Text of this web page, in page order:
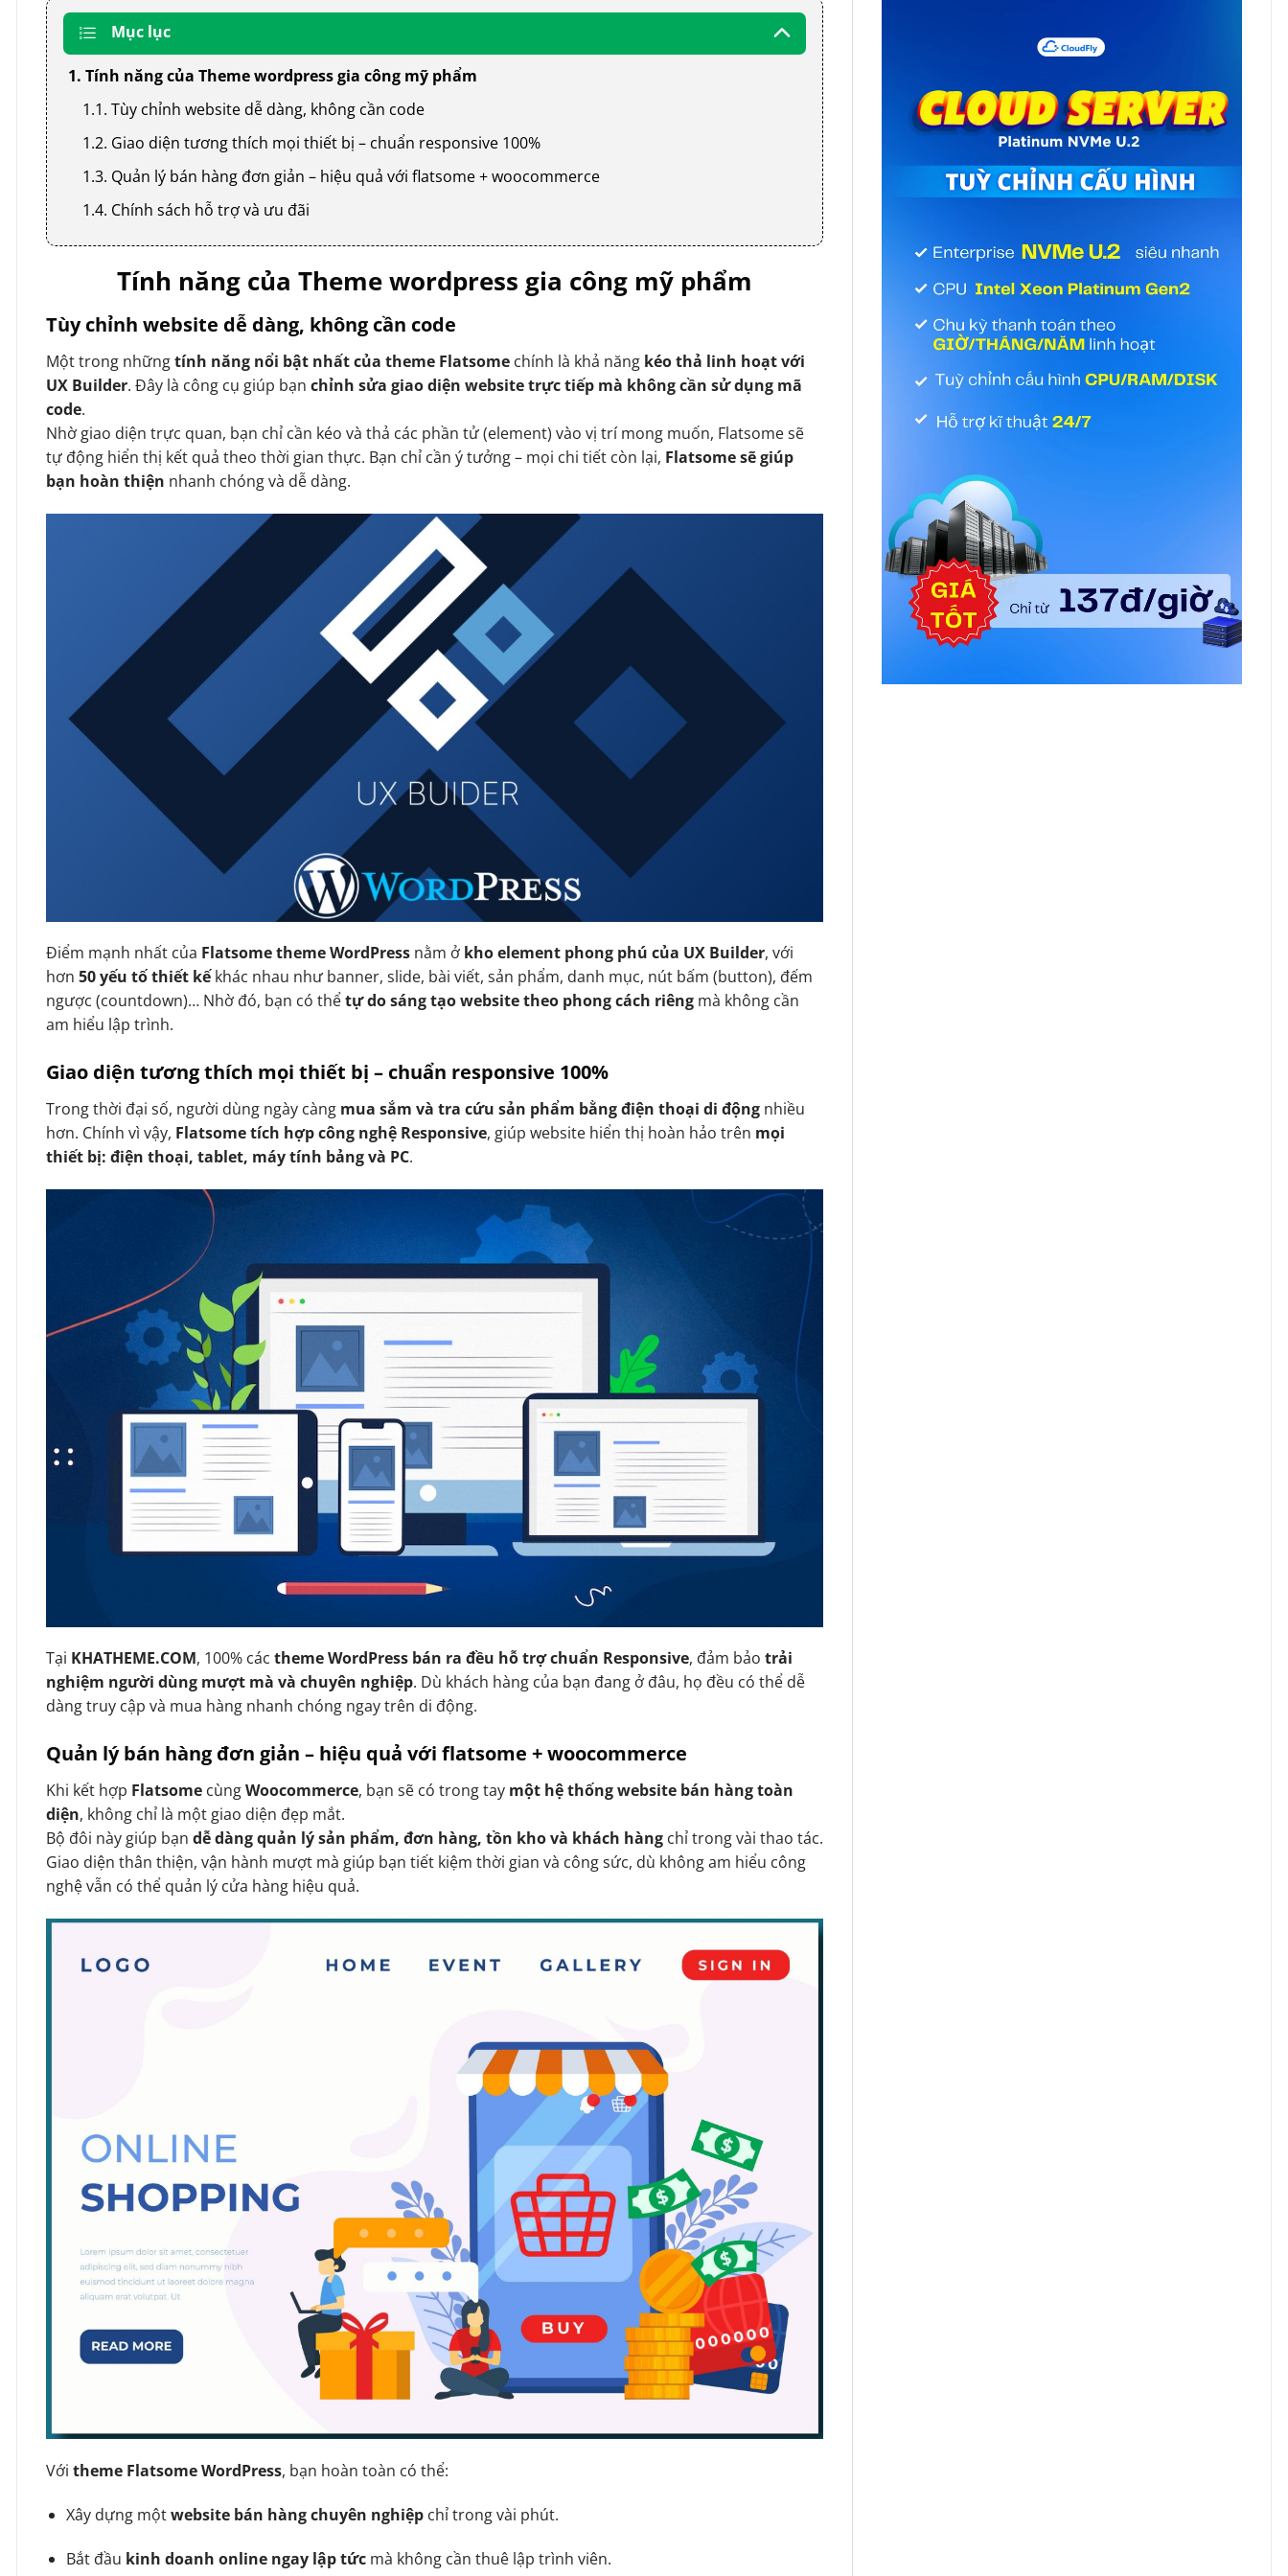
Mục lục
1. Tính năng của Theme wordpress gia công mỹ phẩm
1.1. Tùy chỉnh website dễ dàng, không cần code
1.2. Giao diện tương thích mọi thiết bị – chuẩn responsive 100%
1.3. Quản lý bán hàng đơn giản – hiệu quả với flatsome + woocommerce
1.4. Chính sách hỗ trợ và ưu đãi
Tính năng của Theme wordpress gia công mỹ phẩm
Tùy chỉnh website dễ dàng, không cần code
Một trong nhữngtính năng nổi bật nhất của theme Flatsome chính là khả năng kéo thả linh hoạt với
UX Builder. Đây là công cụ giúp bạn chỉnh sửa giao diện website trực tiếp mà không cần sử dụng mã
code.
Nhờ giao diện trực quan, bạn chỉ cần kéo và thả các phần tử (element) vào vị trí mong muốn, Flatsome sẽ
tự động hiển thị kết quả theo thời gian thực. Bạn chỉ cần ý tưởng – mọi chi tiết còn lại, Flatsome sẽ giúp
bạn hoàn thiện nhanh chóng và dễ dàng.
Điểm mạnh nhất của Flatsome theme WordPress nằm ở kho element phong phú của UX Builder, với
hơn 50 yếu tố thiết kếkhác nhau như banner, slide, bài viết, sản phẩm, danh mục, nút bấm (button), đếm
ngược (countdown)… Nhờ đó, bạn có thểtự do sáng tạo website theo phong cách riêng mà không cần
am hiểu lập trình.
Giao diện tương thích mọi thiết bị – chuẩn responsive 100%
Trong thời đại số, người dùng ngày càng mua sắm và tra cứu sản phẩm bằng điện thoại di động nhiều
hơn. Chính vì vậy, Flatsome tích hợp công nghệ Responsive, giúp website hiển thị hoàn hảo trên mọi
thiết bị: điện thoại, tablet, máy tính bảng và PC.
Tại KHATHEME.COM, 100% các theme WordPress bán ra đều hỗ trợ chuẩn Responsive, đảm bảo trải
nghiệm người dùng mượt mà và chuyên nghiệp. Dù khách hàng của bạn đang ở đâu, họ đều có thể dễ
dàng truy cập và mua hàng nhanh chóng ngay trên di động.
Quản lý bán hàng đơn giản – hiệu quả với flatsome + woocommerce
Khi kết hợp Flatsome cùngWoocommerce, bạn sẽ có trong tay một hệ thống website bán hàng toàn
diện, không chỉ là một giao diện đẹp mắt.
Bộ đôi này giúp bạn dễ dàng quản lý sản phẩm, đơn hàng, tồn kho và khách hàng chỉ trong vài thao tác.
Giao diện thân thiện, vận hành mượt mà giúp bạn tiết kiệm thời gian và công sức, dù không am hiểu công
nghệ vẫn có thể quản lý cửa hàng hiệu quả.
Với theme Flatsome WordPress, bạn hoàn toàn có thể:
Xây dựng mộtwebsite bán hàng chuyên nghiệpchỉ trong vài phút.
Bắt đầu kinh doanh online ngay lập tứcmà không cần thuê lập trình viên.